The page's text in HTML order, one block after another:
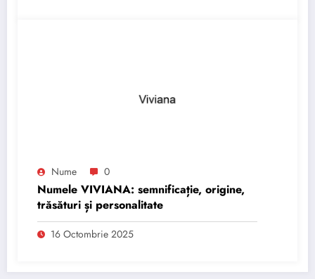
Nume 0
Numele VIVIANA: semnificație, origine,
trăsături și personalitate
16 Octombrie 2025